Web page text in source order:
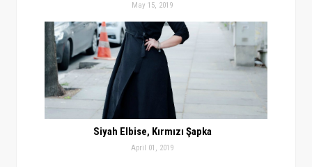
May 15, 2019
Siyah Elbise, Kırmızı Şapka
April 01, 2019